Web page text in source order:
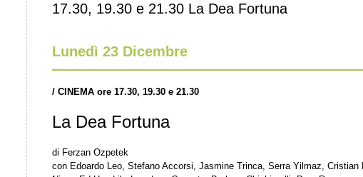
17.30, 19.30 e 21.30 La Dea Fortuna
Lunedì 23 Dicembre
/ CINEMA ore 17.30, 19.30 e 21.30
La Dea Fortuna
di Ferzan Ozpetek
con Edoardo Leo, Stefano Accorsi, Jasmine Trinca, Serra Yilmaz, Cristian